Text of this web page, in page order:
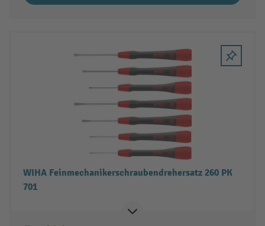
WIHA Feinmechanikerschraubendrehersatz 260 PK
701